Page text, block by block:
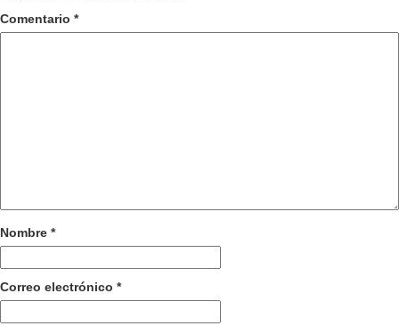
Comentario *
Nombre *
Correo electrónico *